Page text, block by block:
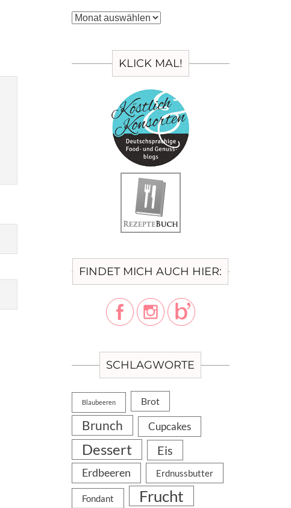
Archiv
KLICK MAL!
FINDET MICH AUCH HIER:
SCHLAGWORTE
Blaubeeren Brot
Brunch Cupcakes
Dessert Eis
Erdbeeren Erdnussbutter
Fondant Frucht